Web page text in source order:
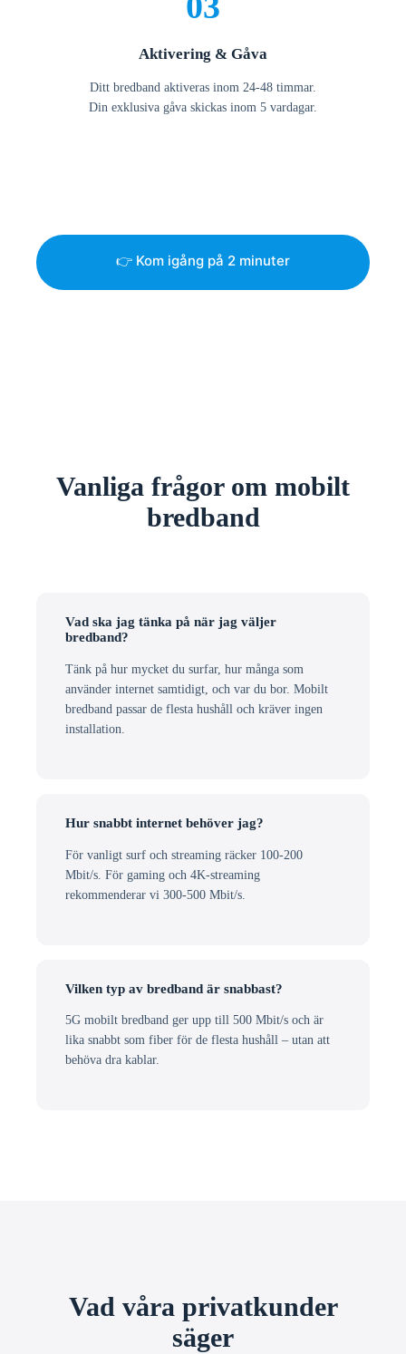
Aktivering & Gåva
Ditt bredband aktiveras inom 24-48 timmar.
Din exklusiva gåva skickas inom 5 vardagar.
👉 Kom igång på 2 minuter
Vanliga frågor om mobilt
bredband
Vad ska jag tänka på när jag väljer
bredband?
Tänk på hur mycket du surfar, hur många som
använder internet samtidigt, och var du bor. Mobilt
bredband passar de flesta hushåll och kräver ingen
installation.
Hur snabbt internet behöver jag?
För vanligt surf och streaming räcker 100-200
Mbit/s. För gaming och 4K-streaming
rekommenderar vi 300-500 Mbit/s.
Vilken typ av bredband är snabbast?
5G mobilt bredband ger upp till 500 Mbit/s och är
lika snabbt som fiber för de flesta hushåll – utan att
behöva dra kablar.
Vad våra privatkunder
säger